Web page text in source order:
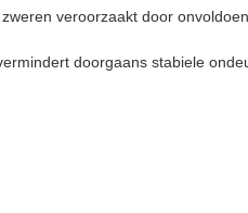
veroorzaakt door
doorgaans stabiele